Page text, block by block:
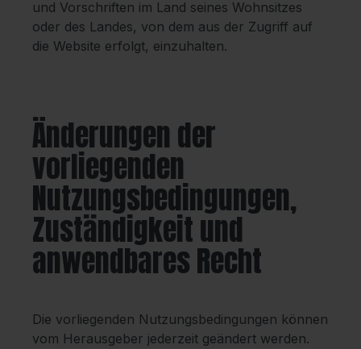
und Vorschriften im Land seines Wohnsitzes
oder des Landes, von dem aus der Zugriff auf
die Website erfolgt, einzuhalten.
Änderungen der
vorliegenden
Nutzungsbedingungen,
Zuständigkeit und
anwendbares Recht
Die vorliegenden Nutzungsbedingungen können
vom Herausgeber jederzeit geändert werden.